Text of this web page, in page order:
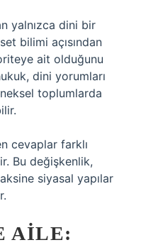
yalnızca dini bir
bilimi açısından
ait olduğunu
dini yorumları
toplumlarda
cevaplar farklı
Bu değişkenlik,
siyasal yapılar
AILE: